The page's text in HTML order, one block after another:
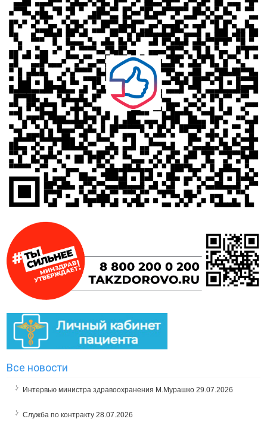
Все новости
Интервью министра здравоохранения М.Мурашко 29.07.2026
Служба по контракту 28.07.2026